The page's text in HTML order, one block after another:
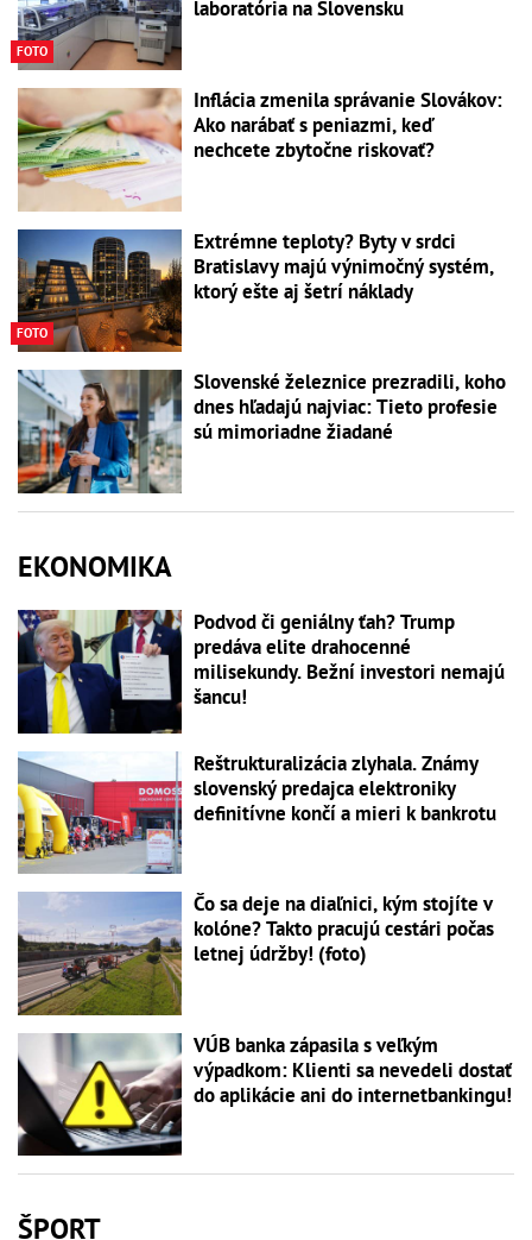
FOTO
laboratória na Slovensku
Inflácia zmenila správanie Slovákov:
Ako narábať s peniazmi, keď
nechcete zbytočne riskovať?
FOTO
Extrémne teploty? Byty v srdci
Bratislavy majú výnimočný systém,
ktorý ešte aj šetrí náklady
Slovenské železnice prezradili, koho
dnes hľadajú najviac: Tieto profesie
sú mimoriadne žiadané
EKONOMIKA
Podvod či geniálny ťah? Trump
predáva elite drahocenné
milisekundy. Bežní investori nemajú
šancu!
Reštrukturalizácia zlyhala. Známy
slovenský predajca elektroniky
definitívne končí a mieri k bankrotu
Čo sa deje na diaľnici, kým stojíte v
kolóne? Takto pracujú cestári počas
letnej údržby! (foto)
VÚB banka zápasila s veľkým
výpadkom: Klienti sa nevedeli dostať
do aplikácie ani do internetbankingu!
ŠPORT